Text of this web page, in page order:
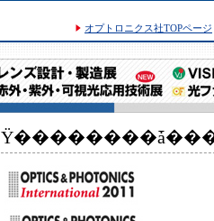
オプトロニクス社TOPページ